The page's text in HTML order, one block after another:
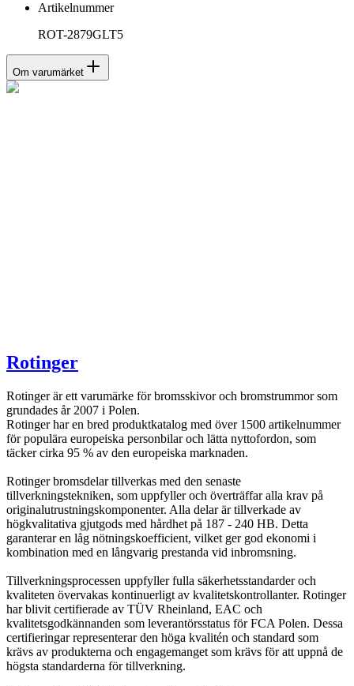
Artikelnummer
ROT-2879GLT5
Om varumärket
Rotinger
Rotinger är ett varumärke för bromsskivor och bromstrummor som
grundades år 2007 i Polen.
Rotinger har en bred produktkatalog med över 1500 artikelnummer
för populära europeiska personbilar och lätta nyttofordon, som
täcker cirka 95 % av den europeiska marknaden.
Rotinger bromsdelar tillverkas med den senaste
tillverkningstekniken, som uppfyller och överträffar alla krav på
originalutrustningskomponenter. Alla delar är tillverkade av
högkvalitativa gjutgods med hårdhet på 187 - 240 HB. Detta
garanterar en låg nötningskoefficient, vilket ger god ekonomi i
kombination med en långvarig prestanda vid inbromsning.
Tillverkningsprocessen uppfyller fulla säkerhetsstandarder och
kvaliteten övervakas kontinuerligt av kvalitetskontrollanter. Rotinger
har blivit certifierade av TÜV Rheinland, EAC och
kvalitetsgodkännanden som leverantörsstatus för FCA Polen. Dessa
certifieringar representerar den höga kvalitén och standard som
krävs av produkterna och engagemanget som krävs för att uppnå de
högsta standarderna för tillverkning.